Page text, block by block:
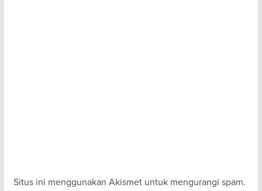
Situs ini menggunakan Akismet untuk mengurangi spam.